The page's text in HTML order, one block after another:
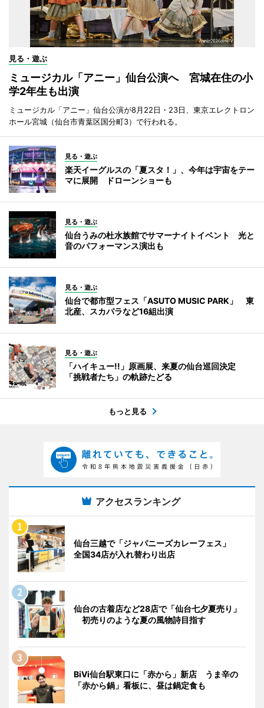
見る・遊ぶ
ミュージカル「アニー」仙台公演へ 宮城在住の小
学2年生も出演
ミュージカル「アニー」仙台公演が8月22日・23日、東京エレクトロン
ホール宮城（仙台市青葉区国分町3）で行われる。
見る・遊ぶ
楽天イーグルスの「夏スタ！」、今年は宇宙をテー
マに展開 ドローンショーも
見る・遊ぶ
仙台うみの杜水族館でサマーナイトイベント 光と
音のパフォーマンス演出も
見る・遊ぶ
仙台で都市型フェス「ASUTO MUSIC PARK」 東
北産、スカパラなど16組出演
見る・遊ぶ
「ハイキュー!!」原画展、来夏の仙台巡回決定
「挑戦者たち」の軌跡たどる
もっと見る
アクセスランキング
仙台三越で「ジャパニーズカレーフェス」
全国34店が入れ替わり出店
仙台の古着店など28店で「仙台七夕夏売り」
初売りのような夏の風物詩目指す
BiVi仙台駅東口に「赤から」新店 うま辛の
「赤から鍋」看板に、昼は鍋定食も